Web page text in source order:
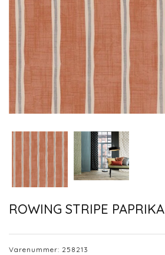
ROWING STRIPE PAPRIKA
Varenummer: 258213